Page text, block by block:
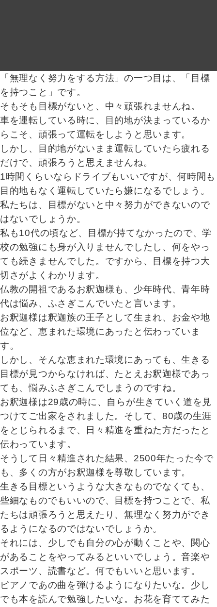
「無理なく努力をする方法」の一つ目は、「目標
を持つこと」です。
そもそも目標がないと、中々頑張れませんね。
車を運転している時に、目的地が決まっているか
らこそ、頑張って運転をしようと思います。
しかし、目的地がないまま運転していたら疲れる
だけで、頑張ろうと思えませんね。
1時間くらいならドライブもいいですが、何時間も
目的地もなく運転していたら嫌になるでしょう。
私たちは、目標がないと中々努力ができないので
はないでしょうか。
私も10代の頃など、目標が持てなかったので、学
校の勉強にも身が入りませんでしたし、何をやっ
ても続きませんでした。ですから、目標を持つ大
切さがよくわかります。
仏教の開祖であるお釈迦様も、少年時代、青年時
代は悩み、ふさぎこんでいたと言います。
お釈迦様は釈迦族の王子として生まれ、お金や地
位など、恵まれた環境にあったと伝わっていま
す。
しかし、そんな恵まれた環境にあっても、生きる
目標が見つからなければ、たとえお釈迦様であっ
ても、悩みふさぎこんでしまうのですね。
お釈迦様は29歳の時に、自らが生きていく道を見
つけてご出家をされました。そして、80歳の生涯
をとじられるまで、日々精進を重ねた方だったと
伝わっています。
そうして日々精進された結果、2500年たった今で
も、多くの方がお釈迦様を尊敬しています。
生きる目標というような大きなものでなくても、
些細なものでもいいので、目標を持つことで、私
たちは頑張ろうと思えたり、無理なく努力ができ
るようになるのではないでしょうか。
それには、少しでも自分の心が動くことや、関心
があることをやってみるといいでしょう。音楽や
スポーツ、読書など。何でもいいと思います。
ピアノであの曲を弾けるようになりたいな。少し
でも本を読んで勉強したいな。お花を育ててみた